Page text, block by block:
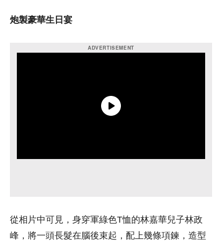
炮製豪華生日宴
從相片中可見，身穿軍綠色T恤的林嘉華兒子林政
峰，將一頭長髮在腦後束起，配上幾條項鍊，造型